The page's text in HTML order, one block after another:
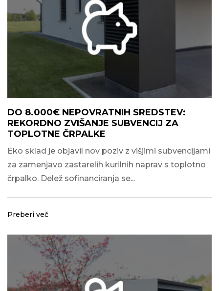
DO 8.000€ NEPOVRATNIH SREDSTEV:
REKORDNO ZVIŠANJE SUBVENCIJ ZA
TOPLOTNE ČRPALKE
Eko sklad je objavil nov poziv z višjimi subvencijami
za zamenjavo zastarelih kurilnih naprav s toplotno
črpalko. Delež sofinanciranja se...
Preberi več